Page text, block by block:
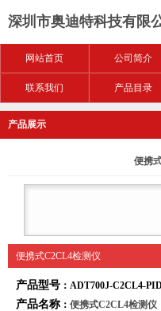
深圳市奥迪特科技有限
网站首页 公司简介
联系我们 产品目录
产品展示
便携
便携式C2CL4检测仪
产品型号 ：ADT700J-C2CL4-PID
产品名称 ： 便携式C2CL4检测仪